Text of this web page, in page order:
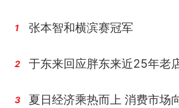
1 张本智和横滨赛冠军
2
3